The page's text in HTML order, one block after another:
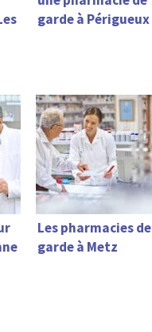
garde à Périgueux
Les pharmacies de
garde à Metz